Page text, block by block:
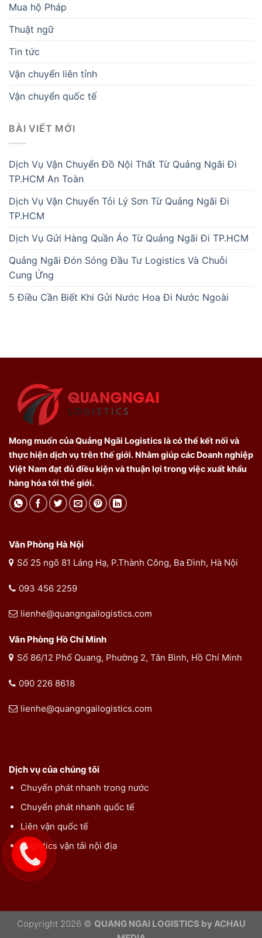
Mua hộ Pháp
Thuật ngữ
Tin tức
Vận chuyển liên tỉnh
Vận chuyển quốc tế
BÀI VIẾT MỚI
Dịch Vụ Vận Chuyển Đồ Nội Thất Từ Quảng Ngãi Đi
TP.HCM An Toàn
Dịch Vụ Vận Chuyển Tỏi Lý Sơn Từ Quảng Ngãi Đi
TP.HCM
Dịch Vụ Gửi Hàng Quần Áo Từ Quảng Ngãi Đi TP.HCM
Quảng Ngãi Đón Sóng Đầu Tư Logistics Và Chuỗi
Cung Ứng
5 Điều Cần Biết Khi Gửi Nước Hoa Đi Nước Ngoài
Mong muốn của Quảng Ngãi Logistics là có thể kết nối và
thực hiện dịch vụ trên thế giới. Nhằm giúp các Doanh nghiệp
Việt Nam đạt đủ điều kiện và thuận lợi trong việc xuất khẩu
hàng hóa tới thế giới.
Văn Phòng Hà Nội
Số 25 ngõ 81 Láng Hạ, P.Thành Công, Ba Đình, Hà Nội
093 456 2259
lienhe@quangngailogistics.com
Văn Phòng Hồ Chí Minh
Số 86/12 Phổ Quang, Phường 2, Tân Bình, Hồ Chí Minh
090 226 8618
lienhe@quangngailogistics.com
Dịch vụ của chúng tôi
Chuyển phát nhanh trong nước
Chuyển phát nhanh quốc tế
Liên vận quốc tế
Logistics vận tải nội địa
Copyright 2026 © QUANG NGAI LOGISTICS by ACHAU